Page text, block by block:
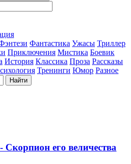
Фантастика Ужасы Триллер
Приключения Мистика Боевик
История Классика Проза Рассказы
Тренинги Юмор Разное
Найти
его величества